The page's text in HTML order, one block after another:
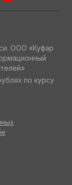
ООО «Куфар
по курсу